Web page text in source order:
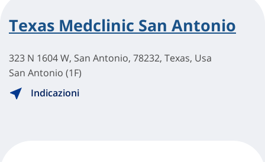
Texas Medclinic San Antonio
323 N 1604 W, San Antonio, 78232, Texas, Usa
San Antonio (1F)
Indicazioni